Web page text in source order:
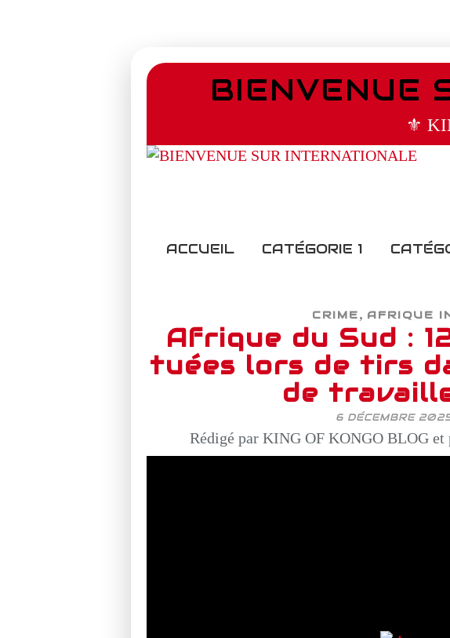
BIENVENUE
⚜️
ACCUEIL CATÉGORIE 1
CRIME, AFRIQUE
Afrique du Sud :
tuées lors de tirs
de
6 DÉCEMBRE
Rédigé par KING OF KONGO BLOG